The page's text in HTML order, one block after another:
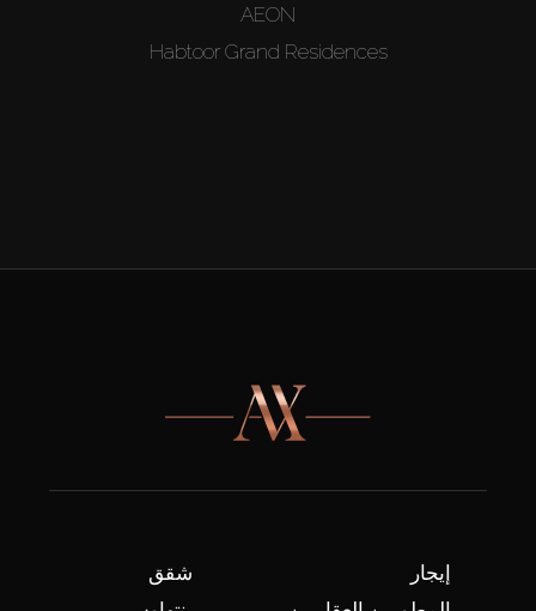
AEON
Habtoor Grand Residences
شقق
إيجار